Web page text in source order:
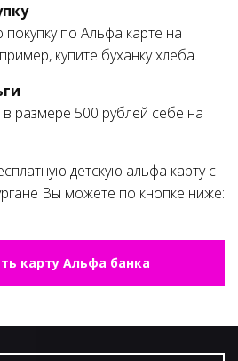
по Альфа карте на
купите буханку хлеба.
в размере 500 рублей себе на
детскую альфа карту с
Вы можете по кнопке ниже:
карту Альфа банка